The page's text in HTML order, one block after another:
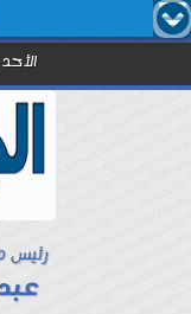
الأحد 9 أغسطس 2026
رئيس